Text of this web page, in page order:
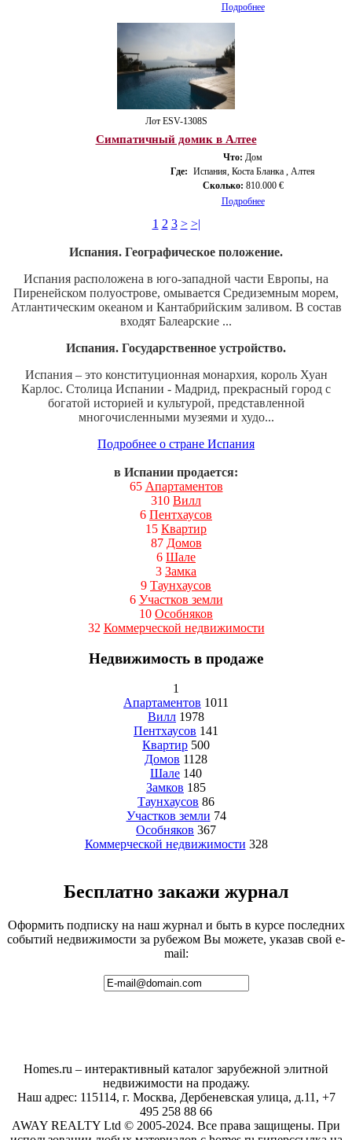
Подробнее
Лот ESV-1308S
Симпатичный домик в Алтее
Что: Дом
Где: Испания, Коста Бланка , Алтея
Сколько: 810.000 €
Подробнее
1 2 3 > >|
Испания. Географическое положение.
Испания расположена в юго-западной части Европы, на
Пиренейском полуострове, омывается Средиземным морем,
Атлантическим океаном и Кантабрийским заливом. В состав
входят Балеарские ...
Испания. Государственное устройство.
Испания – это конституционная монархия, король Хуан
Карлос. Столица Испании - Мадрид, прекрасный город с
богатой историей и культурой, представленной
многочисленными музеями и худо...
Подробнее о стране Испания
в Испании продается:
65 Апартаментов
310 Вилл
6 Пентхаусов
15 Квартир
87 Домов
6 Шале
3 Замка
9 Таунхаусов
6 Участков земли
10 Особняков
32 Коммерческой недвижимости
Недвижимость в продаже
1
Апартаментов 1011
Вилл 1978
Пентхаусов 141
Квартир 500
Домов 1128
Шале 140
Замков 185
Таунхаусов 86
Участков земли 74
Особняков 367
Коммерческой недвижимости 328
Бесплатно закажи журнал
Оформить подписку на наш журнал и быть в курсе последних
событий недвижимости за рубежом Вы можете, указав свой e-
mail:
Homes.ru – интерактивный каталог зарубежной элитной
недвижимости на продажу.
Наш адрес: 115114, г. Москва, Дербеневская улица, д.11, +7
495 258 88 66
AWAY REALTY Ltd © 2005-2024. Все права защищены. При